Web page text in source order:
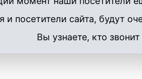
и посетители сайта, будут
Вы узнаете, кто